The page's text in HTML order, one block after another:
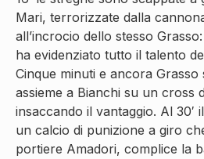
Mari, terrorizzate dalla
all’incrocio dello stesso
ha evidenziato tutto il talento
Cinque minuti e ancora Grasso
assieme a Bianchi su un cross
insaccando il vantaggio. Al 30′
un calcio di punizione a giro
portiere Amadori, complice la